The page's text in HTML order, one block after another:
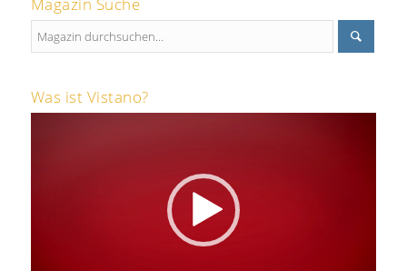
Was ist Vistano?